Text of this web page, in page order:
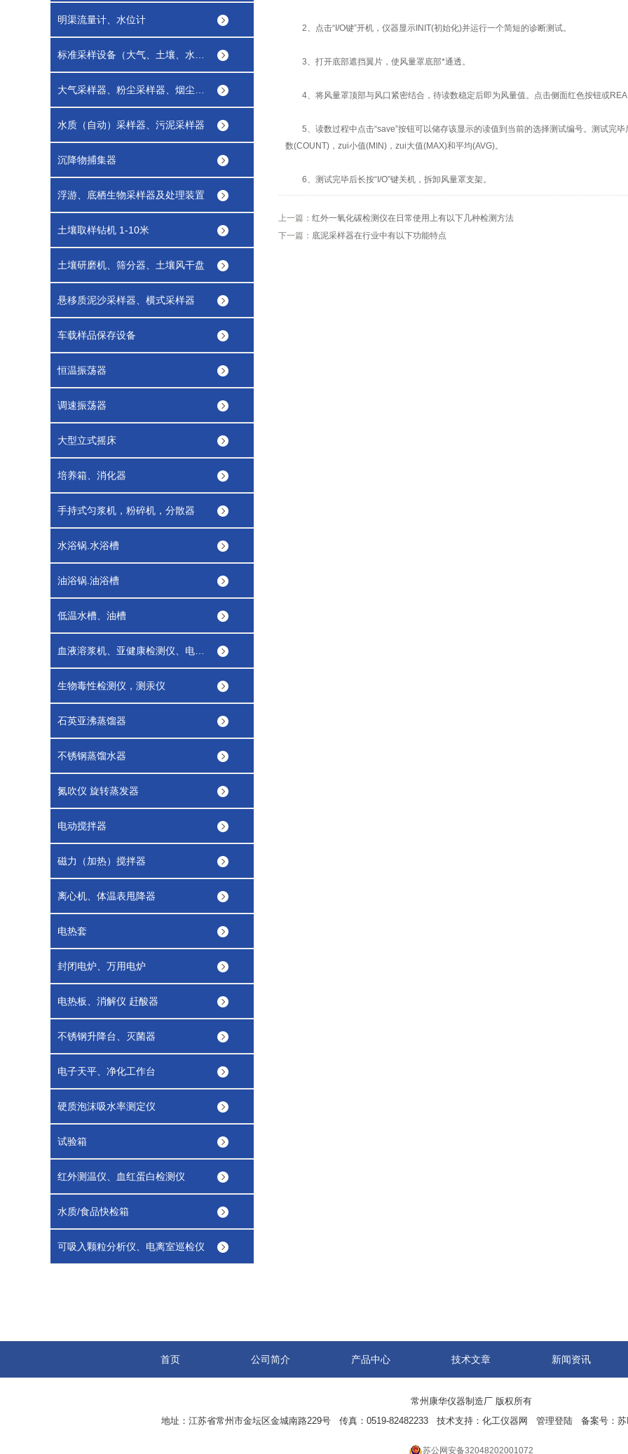
明渠流量计、水位计
水质（自动）采样器、污泥采样器
沉降物捕集器
浮游、底栖生物采样器及处理装置
土壤取样钻机 1-10米
土壤研磨机、筛分器、土壤风干盘
悬移质泥沙采样器、横式采样器
车载样品保存设备
恒温振荡器
调速振荡器
大型立式摇床
培养箱、消化器
手持式匀浆机，粉碎机，分散器
水浴锅.水浴槽
油浴锅.油浴槽
低温水槽、油槽
生物毒性检测仪，测汞仪
石英亚沸蒸馏器
不锈钢蒸馏水器
氮吹仪 旋转蒸发器
电动搅拌器
磁力（加热）搅拌器
离心机、体温表甩降器
电热套
封闭电炉、万用电炉
电热板、消解仪 赶酸器
不锈钢升降台、灭菌器
电子天平、净化工作台
硬质泡沫吸水率测定仪
试验箱
红外测温仪、血红蛋白检测仪
水质/食品快检箱
可吸入颗粒分析仪、电离室巡检仪
2、点击“I/O键”开机，仪器显示INIT(初始化)并运行一个简短的诊断测试。
3、打开底部遮挡翼片，使风量罩底部*通透。
4、将风量罩顶部与风口紧密结合，待读数稳定后即为风量值。点击侧面红色按钮或
5、读数过程中点击“save”按钮可以储存该显示的读值到当前的选择测试编号。测试完毕
数(COUNT)，zui小值(MIN)，zui大值(MAX)和平均(AVG)。
6、测试完毕后长按“I/O”键关机，拆卸风量罩支架。
上一篇： 红外一氧化碳检测仪在日常使用上有以下几种检测方法
下一篇： 底泥采样器在行业中有以下功能特点
首页 公司简介 产品中心 技术文章 新闻资讯
常州康华仪器制造厂 版权所有
地址：江苏省常州市金坛区金城南路229号 传真：0519-82482233 技术支持： 化工仪器网 管理登陆 备案号：
苏公网安备32048202001072